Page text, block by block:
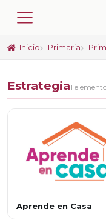
Inicio Primaria
Estrategia1
Aprende en Casa